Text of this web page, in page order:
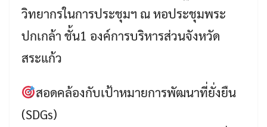
วิทยากรในการประชุมฯ ณ หอประชุมพระ
ปกเกล้า ชั้น1 องค์การบริหารส่วนจังหวัด
สระแก้ว
สอดคล้องกับเป้าหมายการพัฒนาที่ยั่งยืน
(SDGs)